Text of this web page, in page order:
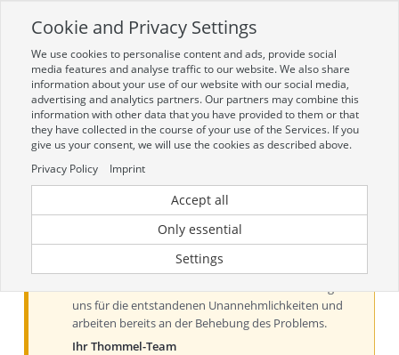
Zur mobilen Kompaktversion (Login erforderlich)
Toggle
navigation
Aktueller Hinweis zur Preis- und
Verfügbarkeitsanzeige
Liebe Kundinnen und Kunden, derzeit kann es bei der
Preis- und Verfügbarkeitsanzeige aus technischen
uns für die entstandenen Unannehmlichkeiten und
arbeiten bereits an der Behebung des Problems.
Ihr Thommel-Team
Cookie and Privacy Settings
We use cookies to personalise content and ads, provide social
media features and analyse traffic to our website. We also share
information about your use of our website with our social media,
advertising and analytics partners. Our partners may combine this
information with other data that you have provided to them or that
they have collected in the course of your use of the Services. If you
give us your consent, we will use the cookies as described above.
Privacy Policy
Imprint
Accept all
Only essential
Settings